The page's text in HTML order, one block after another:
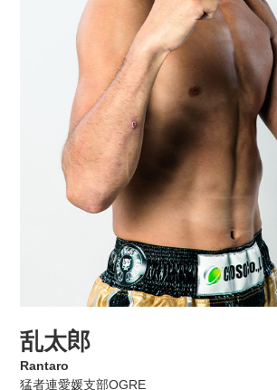
乱太郎
Rantaro
猛者連愛媛支部OGRE